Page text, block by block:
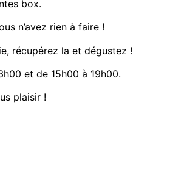
box.
n’avez rien à faire !
récupérez la et dégustez !
et de 15h00 à 19h00.
plaisir !